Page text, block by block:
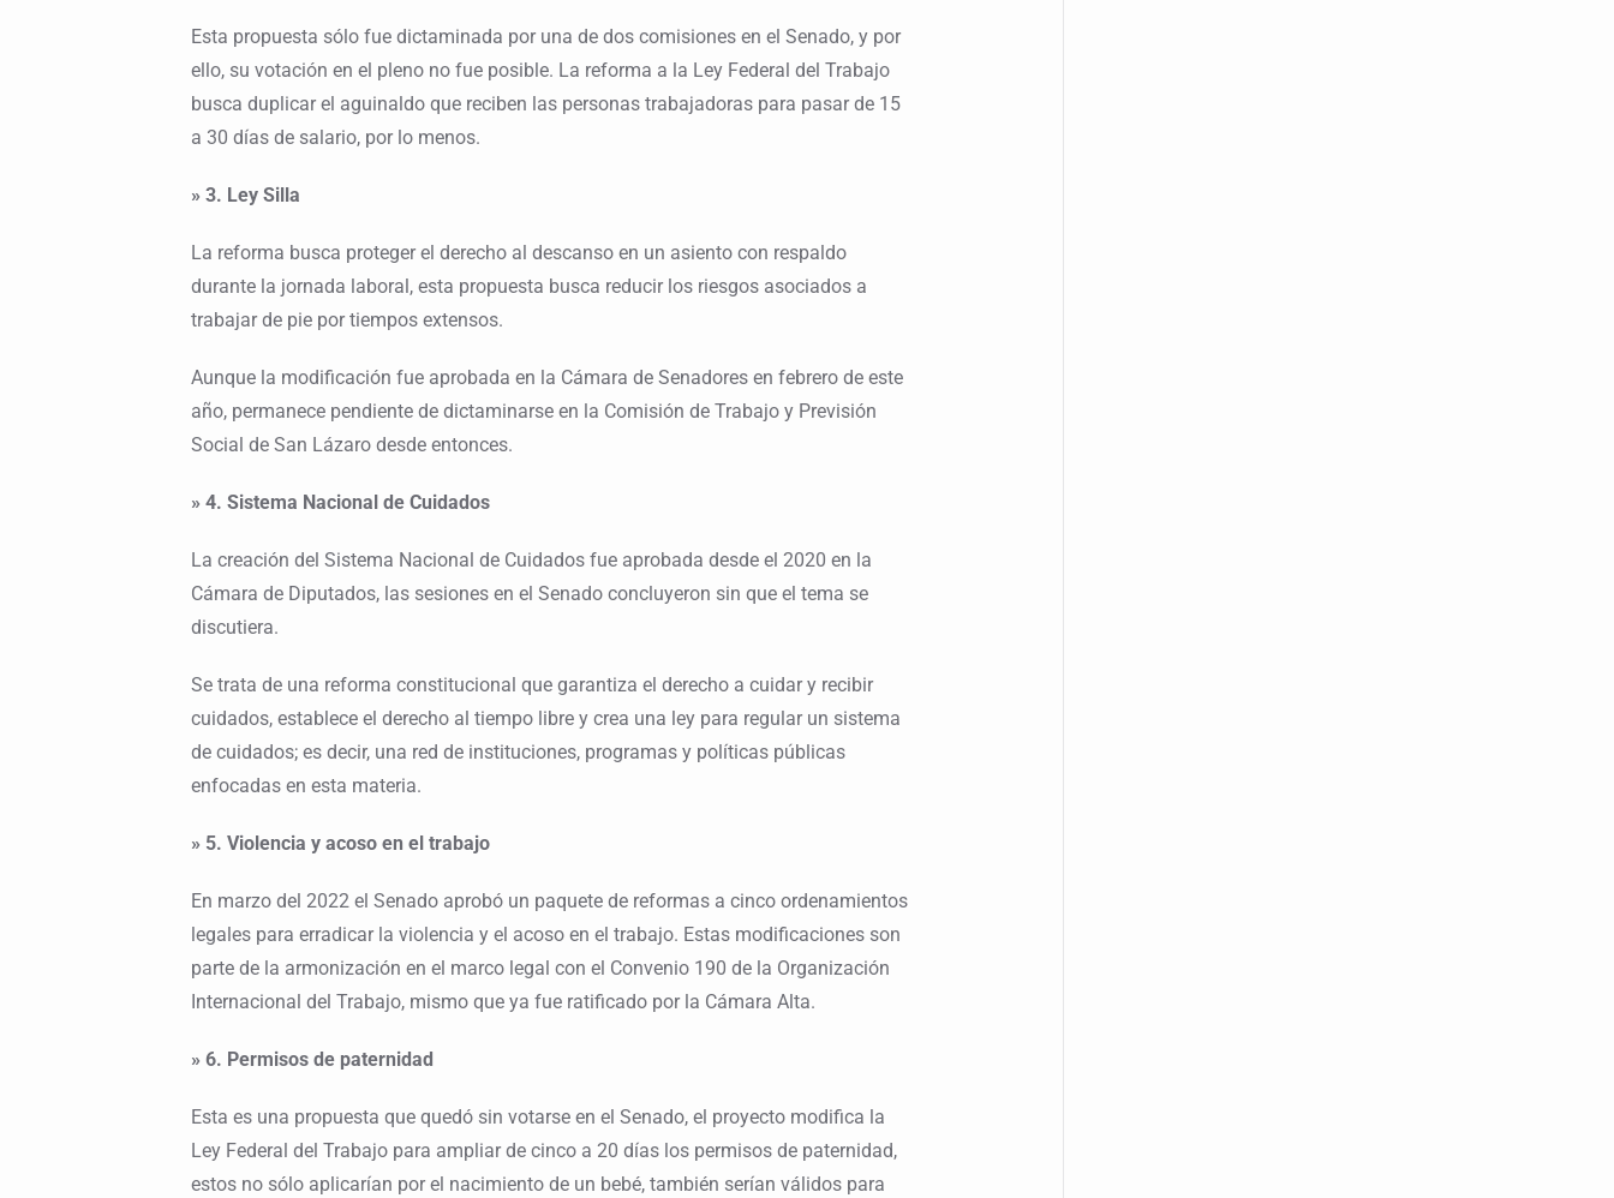
Esta propuesta sólo fue dictaminada por una de dos comisiones en el Senado, y por
ello, su votación en el pleno no fue posible. La reforma a la Ley Federal del Trabajo
busca duplicar el aguinaldo que reciben las personas trabajadoras para pasar de 15
a 30 días de salario, por lo menos.
» 3. Ley Silla
La reforma busca proteger el derecho al descanso en un asiento con respaldo
durante la jornada laboral, esta propuesta busca reducir los riesgos asociados a
trabajar de pie por tiempos extensos.
Aunque la modificación fue aprobada en la Cámara de Senadores en febrero de este
año, permanece pendiente de dictaminarse en la Comisión de Trabajo y Previsión
Social de San Lázaro desde entonces.
» 4. Sistema Nacional de Cuidados
La creación del Sistema Nacional de Cuidados fue aprobada desde el 2020 en la
Cámara de Diputados, las sesiones en el Senado concluyeron sin que el tema se
discutiera.
Se trata de una reforma constitucional que garantiza el derecho a cuidar y recibir
cuidados, establece el derecho al tiempo libre y crea una ley para regular un sistema
de cuidados; es decir, una red de instituciones, programas y políticas públicas
enfocadas en esta materia.
» 5. Violencia y acoso en el trabajo
En marzo del 2022 el Senado aprobó un paquete de reformas a cinco ordenamientos
legales para erradicar la violencia y el acoso en el trabajo. Estas modificaciones son
parte de la armonización en el marco legal con el Convenio 190 de la Organización
Internacional del Trabajo, mismo que ya fue ratificado por la Cámara Alta.
» 6. Permisos de paternidad
Esta es una propuesta que quedó sin votarse en el Senado, el proyecto modifica la
Ley Federal del Trabajo para ampliar de cinco a 20 días los permisos de paternidad,
estos no sólo aplicarían por el nacimiento de un bebé, también serían válidos para